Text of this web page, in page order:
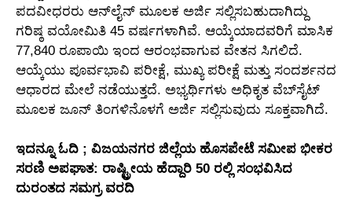
ಪದವೀಧರರು ಆನ್‌ಲೈನ್ ಮೂಲಕ ಅರ್ಜಿ ಸಲ್ಲಿಸಬಹುದಾಗಿದ್ದು
ಗರಿಷ್ಠ ವಯೋಮಿತಿ 45 ವರ್ಷಗಳಾಗಿವೆ. ಆಯ್ಕೆಯಾದವರಿಗೆ ಮಾಸಿಕ
77,840 ರೂಪಾಯಿ ಇಂದ ಆರಂಭವಾಗುವ ವೇತನ ಸಿಗಲಿದೆ.
ಆಯ್ಕೆಯು ಪೂರ್ವಭಾವಿ ಪರೀಕ್ಷೆ, ಮುಖ್ಯ ಪರೀಕ್ಷೆ ಮತ್ತು ಸಂದರ್ಶನದ
ಆಧಾರದ ಮೇಲೆ ನಡೆಯುತ್ತದೆ. ಅಭ್ಯರ್ಥಿಗಳು ಅಧಿಕೃತ ವೆಬ್‌ಸೈಟ್
ಮೂಲಕ ಜೂನ್ ತಿಂಗಳಿನೊಳಗೆ ಅರ್ಜಿ ಸಲ್ಲಿಸುವುದು ಸೂಕ್ತವಾಗಿದೆ.
ಇದನ್ನೂ ಓದಿ ; ವಿಜಯನಗರ ಜಿಲ್ಲೆಯ ಹೊಸಪೇಟೆ ಸಮೀಪ ಭೀಕರ
ಸರಣಿ ಅಪಘಾತ: ರಾಷ್ಟ್ರೀಯ ಹೆದ್ದಾರಿ 50 ರಲ್ಲಿ ಸಂಭವಿಸಿದ
ದುರಂತದ ಸಮಗ್ರ ವರದಿ